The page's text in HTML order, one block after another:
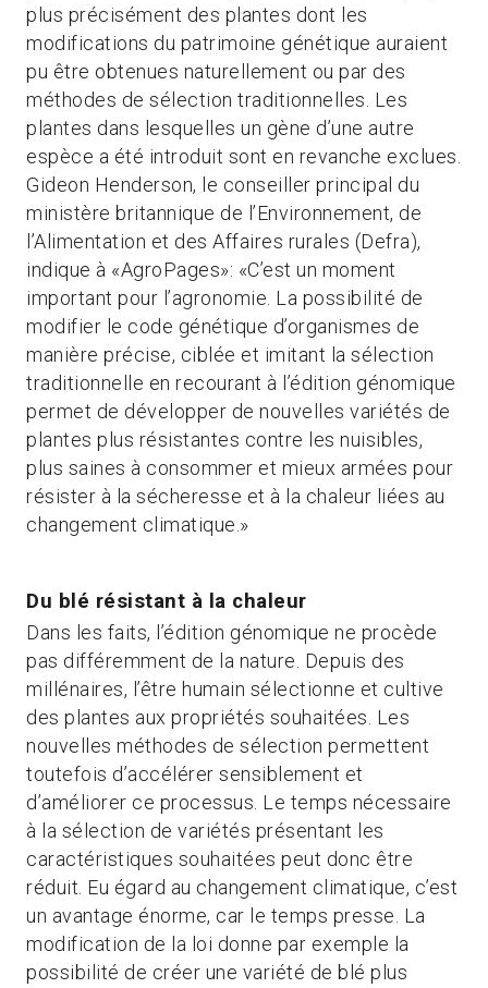
plus précisément des plantes dont les
modifications du patrimoine génétique auraient
pu être obtenues naturellement ou par des
méthodes de sélection traditionnelles. Les
plantes dans lesquelles un gène d’une autre
espèce a été introduit sont en revanche exclues.
Gideon Henderson, le conseiller principal du
ministère britannique de l’Environnement, de
l’Alimentation et des Affaires rurales (Defra),
indique à «AgroPages»: «C’est un moment
important pour l’agronomie. La possibilité de
modifier le code génétique d’organismes de
manière précise, ciblée et imitant la sélection
traditionnelle en recourant à l’édition génomique
permet de développer de nouvelles variétés de
plantes plus résistantes contre les nuisibles,
plus saines à consommer et mieux armées pour
résister à la sécheresse et à la chaleur liées au
changement climatique.»
Du blé résistant à la chaleur
Dans les faits, l’édition génomique ne procède
pas différemment de la nature. Depuis des
millénaires, l’être humain sélectionne et cultive
des plantes aux propriétés souhaitées. Les
nouvelles méthodes de sélection permettent
toutefois d’accélérer sensiblement et
d’améliorer ce processus. Le temps nécessaire
à la sélection de variétés présentant les
caractéristiques souhaitées peut donc être
réduit. Eu égard au changement climatique, c’est
un avantage énorme, car le temps presse. La
modification de la loi donne par exemple la
possibilité de créer une variété de blé plus